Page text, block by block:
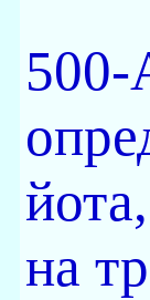
500-
на